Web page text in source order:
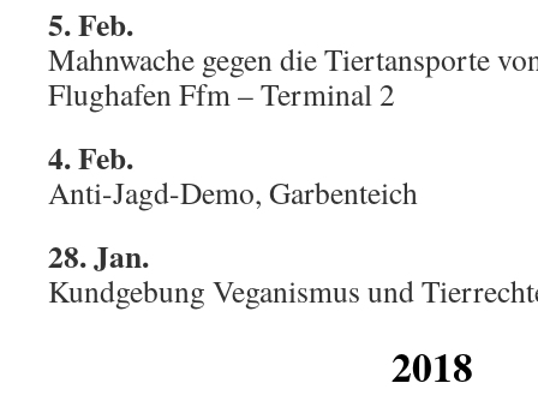
5. Feb.
Mahnwache gegen die Tiertansporte
Flughafen Ffm – Terminal 2
4. Feb.
Anti-Jagd-Demo, Garbenteich
28. Jan.
Kundgebung Veganismus und
2018